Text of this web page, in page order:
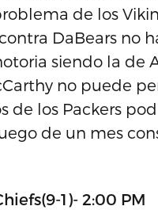
de los
DaBears no
siendo la de
no puede
de los Packers
de un mes
1)- 2:00 PM